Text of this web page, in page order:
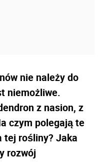
nie należy do
niemożliwe.
z nasion, z
czym polegają te
tej rośliny? Jaka
rozwój